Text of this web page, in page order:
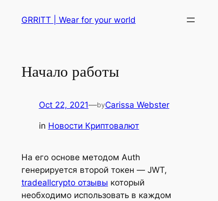
GRRITT | Wear for your world
Начало работы
Oct 22, 2021—byCarissa Webster
in Новости Криптовалют
На его основе методом Auth
генерируется второй токен — JWT,
tradeallcrypto отзывы который
необходимо использовать в каждом